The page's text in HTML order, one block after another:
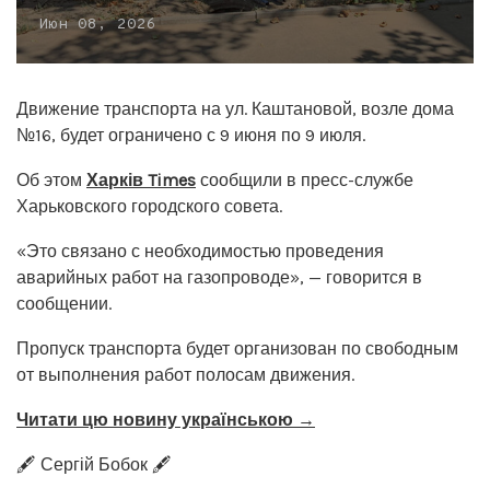
Июн 08, 2026
Движение транспорта на ул. Каштановой, возле дома
№16, будет ограничено с 9 июня по 9 июля.
Об этом Харків Times сообщили в пресс-службе
Харьковского городского совета.
«Это связано с необходимостью проведения
аварийных работ на газопроводе», — говорится в
сообщении.
Пропуск транспорта будет организован по свободным
от выполнения работ полосам движения.
Читати цю новину українською →
🖋️ Сергій Бобок 🖋️